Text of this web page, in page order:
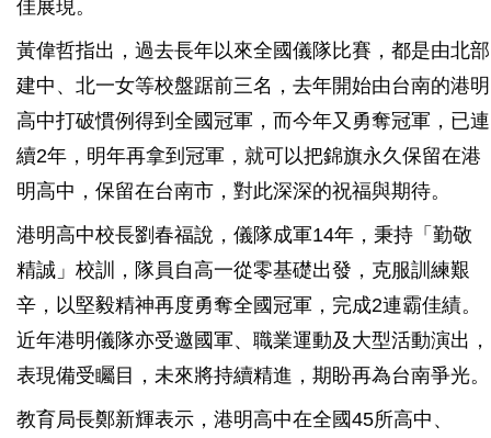
佳展現。
黃偉哲指出，過去長年以來全國儀隊比賽，都是由北部
建中、北一女等校盤踞前三名，去年開始由台南的港明
高中打破慣例得到全國冠軍，而今年又勇奪冠軍，已連
續2年，明年再拿到冠軍，就可以把錦旗永久保留在港
明高中，保留在台南市，對此深深的祝福與期待。
港明高中校長劉春福說，儀隊成軍14年，秉持「勤敬
精誠」校訓，隊員自高一從零基礎出發，克服訓練艱
辛，以堅毅精神再度勇奪全國冠軍，完成2連霸佳績。
近年港明儀隊亦受邀國軍、職業運動及大型活動演出，
表現備受矚目，未來將持續精進，期盼再為台南爭光。
教育局長鄭新輝表示，港明高中在全國45所高中、